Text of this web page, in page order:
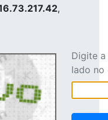
,
Digite
lado no